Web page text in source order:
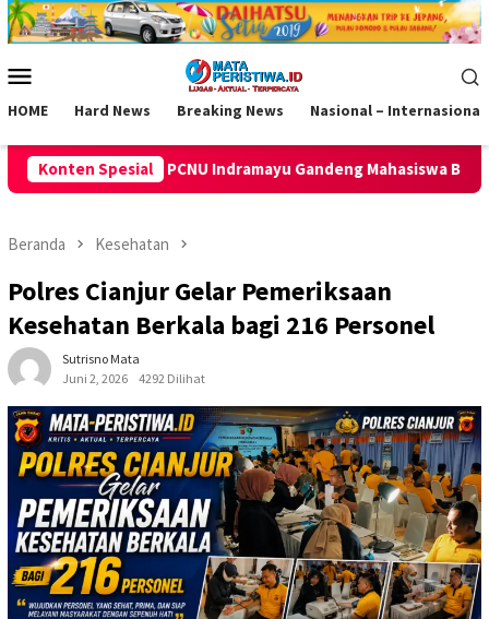
Loncat
ke
Mobile
HOME Hard News Breaking News Nasional – Internasional
Konten Spesial
Gandeng Mahasiswa Beri Edukasi Kesehatan
Beranda Kesehatan
Polres Cianjur Gelar Pemeriksaan
Kesehatan Berkala bagi 216 Personel
Sutrisno Mata
Juni 2, 2026
4292 Dilihat